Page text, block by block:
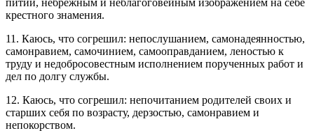
крестного знамения.
11. Каюсь, что согрешил: непослушанием, самонадеянностью,
самонравием, самочинием, самооправданием, леностью к
труду и недобросовестным исполнением порученных работ и
дел по долгу службы.
12. Каюсь, что согрешил: непочитанием родителей своих и
старших себя по возрасту, дерзостью, самонравием и
непокорством.